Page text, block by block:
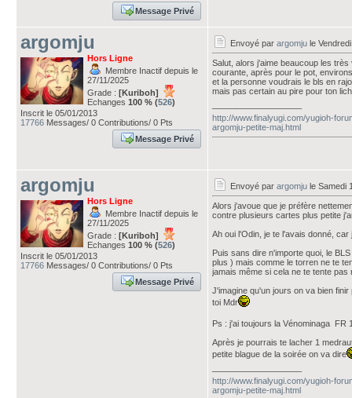
Message Privé
argomju
Hors Ligne
Membre Inactif depuis le
27/11/2025
Grade : [Kuriboh]
Echanges 100 % (526)
Inscrit le 05/01/2013
17766 Messages/ 0 Contributions/ 0 Pts
Message Privé
Envoyé par argomju le
Salut, alors j'aime beaucoup les
courante, après pour le pot,
et la personne voudrais le bls en
mais pas certain au pire pour ton
http://www.finalyugi.com/yugioh-
argomju-petite-maj.html
argomju
Hors Ligne
Membre Inactif depuis le
27/11/2025
Grade : [Kuriboh]
Echanges 100 % (526)
Inscrit le 05/01/2013
17766 Messages/ 0 Contributions/ 0 Pts
Message Privé
Envoyé par argomju le Samedi
Alors j'avoue que je préfère
contre plusieurs cartes plus petite
Ah oui l'Odin, je te l'avais donné,
Puis sans dire n'importe quoi, le
plus ) mais comme le torren ne te
jamais même si cela ne te tente
J'imagine qu'un jours on va bien
toi Mdr
Ps : j'ai toujours la Vénominaga FR
Après je pourrais te lacher 1
petite blague de la soirée on va dire
http://www.finalyugi.com/yugioh-
argomju-petite-maj.html